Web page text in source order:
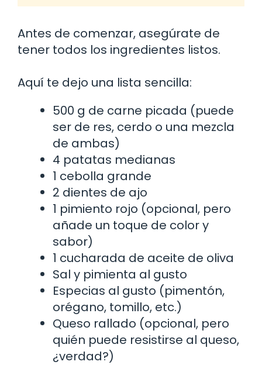
Antes de comenzar, asegúrate de
tener todos los ingredientes listos.
Aquí te dejo una lista sencilla:
500 g de carne picada (puede
ser de res, cerdo o una mezcla
de ambas)
4 patatas medianas
1 cebolla grande
2 dientes de ajo
1 pimiento rojo (opcional, pero
añade un toque de color y
sabor)
1 cucharada de aceite de oliva
Sal y pimienta al gusto
Especias al gusto (pimentón,
orégano, tomillo, etc.)
Queso rallado (opcional, pero
quién puede resistirse al queso,
¿verdad?)